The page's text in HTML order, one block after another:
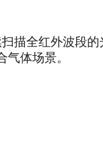
描全红外波段的
体场景。